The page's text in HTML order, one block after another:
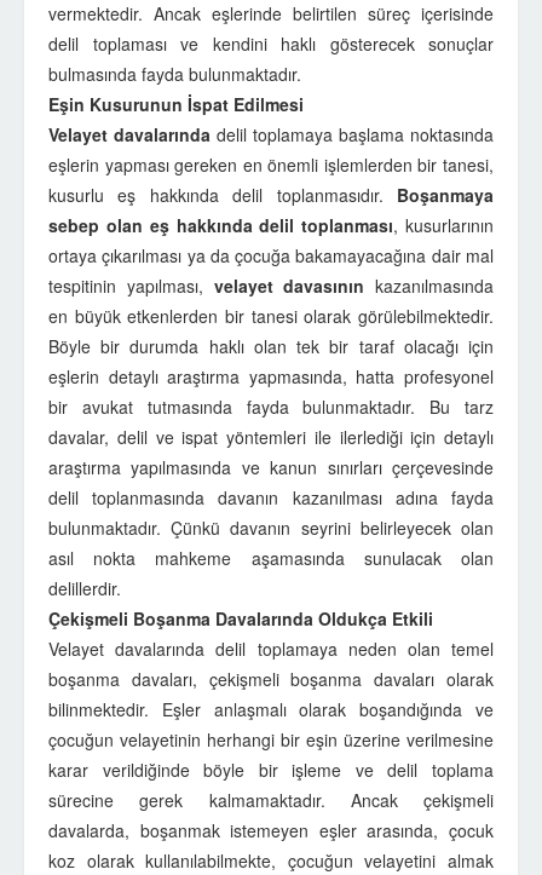
vermektedir. Ancak eşlerinde belirtilen süreç içerisinde
delil toplaması ve kendini haklı gösterecek sonuçlar
bulmasında fayda bulunmaktadır.
Eşin Kusurunun İspat Edilmesi
Velayet davalarında delil toplamaya başlama noktasında
eşlerin yapması gereken en önemli işlemlerden bir tanesi,
kusurlu eş hakkında delil toplanmasıdır. Boşanmaya
sebep olan eş hakkında delil toplanması, kusurlarının
ortaya çıkarılması ya da çocuğa bakamayacağına dair mal
tespitinin yapılması, velayet davasının kazanılmasında
en büyük etkenlerden bir tanesi olarak görülebilmektedir.
Böyle bir durumda haklı olan tek bir taraf olacağı için
eşlerin detaylı araştırma yapmasında, hatta profesyonel
bir avukat tutmasında fayda bulunmaktadır. Bu tarz
davalar, delil ve ispat yöntemleri ile ilerlediği için detaylı
araştırma yapılmasında ve kanun sınırları çerçevesinde
delil toplanmasında davanın kazanılması adına fayda
bulunmaktadır. Çünkü davanın seyrini belirleyecek olan
asıl nokta mahkeme aşamasında sunulacak olan
delillerdir.
Çekişmeli Boşanma Davalarında Oldukça Etkili
Velayet davalarında delil toplamaya neden olan temel
boşanma davaları, çekişmeli boşanma davaları olarak
bilinmektedir. Eşler anlaşmalı olarak boşandığında ve
çocuğun velayetinin herhangi bir eşin üzerine verilmesine
karar verildiğinde böyle bir işleme ve delil toplama
sürecine gerek kalmamaktadır. Ancak çekişmeli
davalarda, boşanmak istemeyen eşler arasında, çocuk
koz olarak kullanılabilmekte, çocuğun velayetini almak